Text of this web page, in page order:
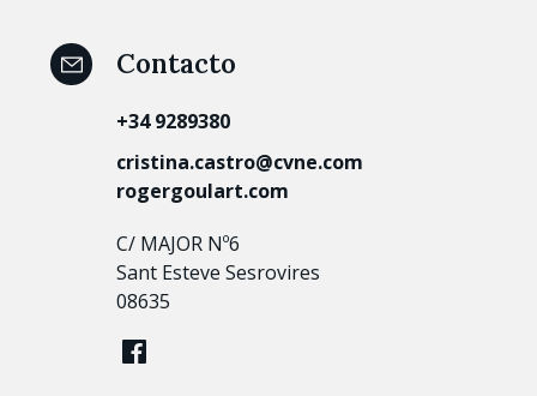
Contacto
+34 9289380
cristina.castro@cvne.com
rogergoulart.com
C/ MAJOR Nº6
Sant Esteve Sesrovires
08635